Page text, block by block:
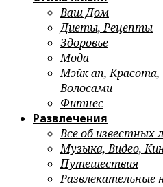
Ваш Дом
Диеты, Рецепты
Здоровье
Мода
Мэйк ап, Красота,
Волосами
Фитнес
Развлечения
Все об известных
Музыка, Видео,
Путешествия
Развлекательные